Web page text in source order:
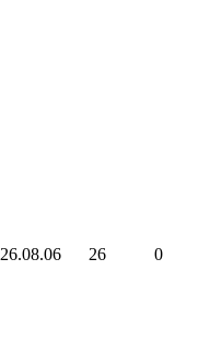
26.08.06 26 0